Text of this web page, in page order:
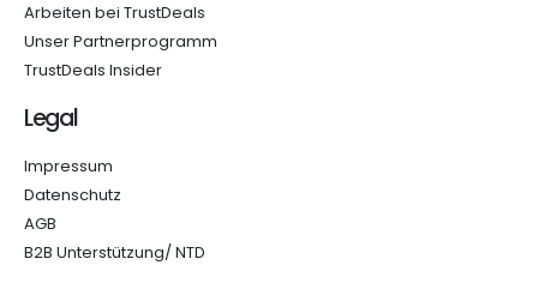
Arbeiten bei TrustDeals
Unser Partnerprogramm
TrustDeals Insider
Legal
Impressum
Datenschutz
AGB
B2B Unterstützung/ NTD